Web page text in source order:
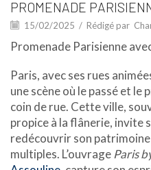
PROMENADE
15/02/2025 / Rédigé par
Promenade Parisienne
Paris, avec ses rues
une scène où le passé et le
coin de rue. Cette ville,
propice à la flânerie, invite
redécouvrir son
multiples. L’ouvrage Paris